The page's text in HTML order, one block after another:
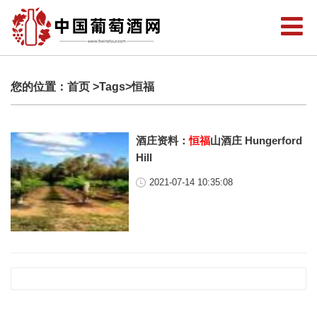
您的位置： 首页 >Tags>恒福
酒庄资料：恒福山酒庄 Hungerford
Hill
2021-07-14 10:35:08